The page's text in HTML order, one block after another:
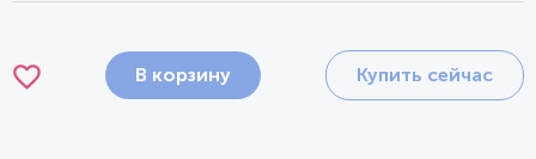
В корзину Купить сейчас